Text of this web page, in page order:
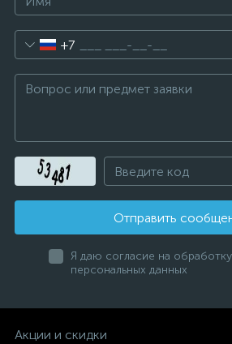
+7
Отправить
Я даю согласие на
персональных данных
Акции и скидки